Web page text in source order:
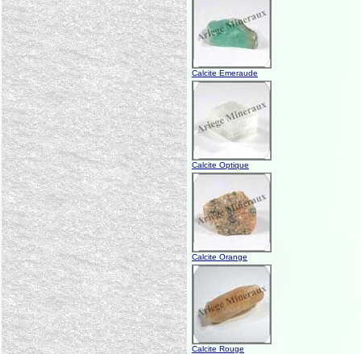
Calcite Emeraude
Calcite Optique
Calcite Orange
Calcite Rouge